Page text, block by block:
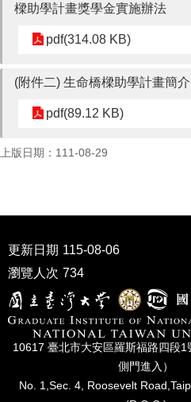
樑助學計畫獎學金實施辦法
pdf(314.08 KB)
(附件二) 生命橋樑助學計畫簡介
pdf(89.12 KB)
上版日期：111-08-29
更新日期 115-08-06
瀏覽人次 734
10617 臺北市⼤安區羅斯福路四段1
側⾨進入）
No. 1,Sec. 4, Roosevelt